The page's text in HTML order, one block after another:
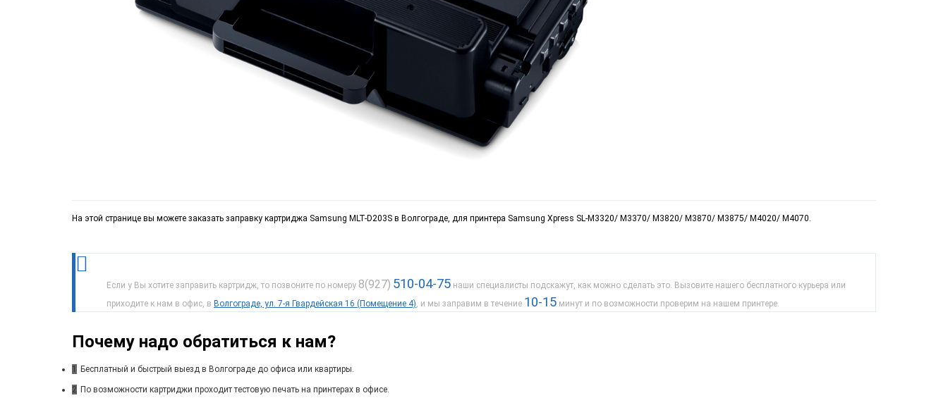
На этой странице вы можете заказать заправку картриджа Samsung MLT-D203S в Волгограде, для принтера Samsung Xpress SL-M3320/ M3370/ M3820/ M3870/ M3875/ M4020/ M4070.
Если у Вы хотите заправить картридж, то позвоните по номеру 8(927) 510-04-75 наши специалисты подскажут, как можно сделать это. Вызовите нашего бесплатного курьера или
приходите к нам в офис, в Волгограде, ул. 7-я Гвардейская 16 (Помещение 4), и мы заправим в течение 10-15 минут и по возможности проверим на нашем принтере.
Почему надо обратиться к нам?
1 Бесплатный и быстрый выезд в Волгограде до офиса или квартиры.
2 По возможности картриджи проходит тестовую печать на принтерах в офисе.